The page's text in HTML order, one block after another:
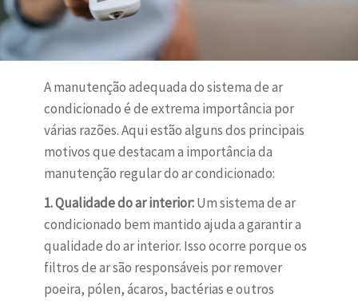
A manutenção adequada do sistema de ar
condicionado é de extrema importância por
várias razões. Aqui estão alguns dos principais
motivos que destacam a importância da
manutenção regular do ar condicionado:
1. Qualidade do ar interior:Um sistema de ar
condicionado bem mantido ajuda a garantir a
qualidade do ar interior. Isso ocorre porque os
filtros de ar são responsáveis por remover
poeira, pólen, ácaros, bactérias e outros